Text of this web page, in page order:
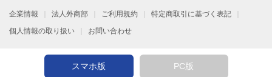
企業情報 法人外商部 ご利用規約
特定商取引に基づく表記
個人情報の取り扱い
お問い合わせ
スマホ版 PC版